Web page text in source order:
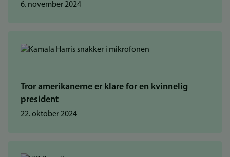
6. november 2024
Tror amerikanerne er klare for en kvinnelig
president
22. oktober 2024